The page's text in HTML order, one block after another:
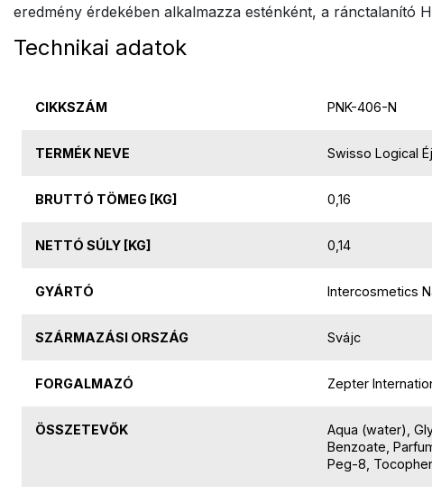
eredmény érdekében alkalmazza esténként, a ránctalanító
Technikai adatok
CIKKSZÁM PNK-406-N
TERMÉK NEVE Swisso Logical
BRUTTÓ TÖMEG [KG] 0,16
NETTÓ SÚLY [KG] 0,14
GYÁRTÓ Intercosmetics
SZÁRMAZÁSI ORSZÁG Svájc
FORGALMAZÓ Zepter
ÖSSZETEVŐK
Aqua (water),
Benzoate,
Peg-8,